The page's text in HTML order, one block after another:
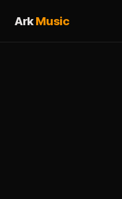
ArkMusic